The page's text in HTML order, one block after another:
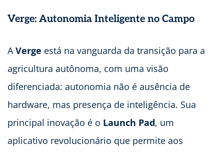
Verge: Autonomia Inteligente no Campo
AVerge está na vanguarda da transição para a
agricultura autônoma, com uma visão
diferenciada: autonomia não é ausência de
hardware, mas presença de inteligência. Sua
principal inovação é o Launch Pad, um
aplicativo revolucionário que permite aos